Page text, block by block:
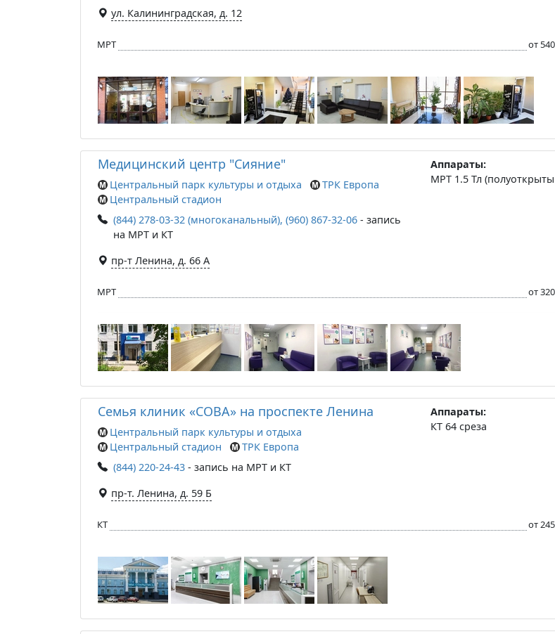
ул. Калининградская, д. 12
МРТ от
Медицинский центр "Сияние"
Центральный парк культуры и отдыха
ТРК Европа
Центральный стадион
(844) 278-03-32 (многоканальный), (960) 867-32-06 - запись
на МРТ и КТ
пр-т Ленина, д. 66 А
Аппараты:
МРТ 1.5 Тл
МРТ от
Семья клиник «СОВА» на проспекте Ленина
Центральный парк культуры и отдыха
Центральный стадион
ТРК Европа
(844) 220-24-43 - запись на МРТ и КТ
пр-т. Ленина, д. 59 Б
Аппараты:
КТ 64 среза
КТ от